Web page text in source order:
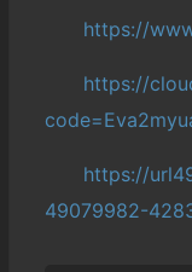
https://
https://
https://
49079982-